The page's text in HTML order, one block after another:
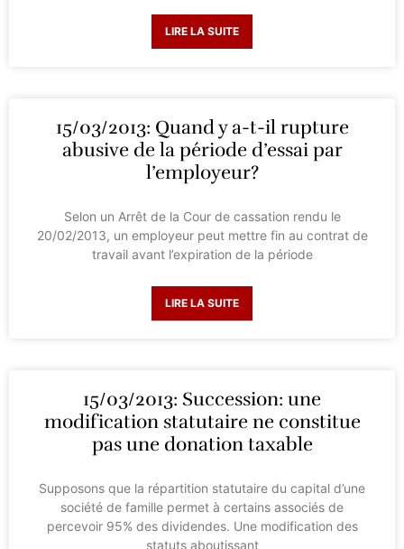
LIRE LA SUITE
15/03/2013: Quand y a-t-il rupture
abusive de la période d’essai par
l’employeur?
Selon un Arrêt de la Cour de cassation rendu le
20/02/2013, un employeur peut mettre fin au contrat de
travail avant l’expiration de la période
LIRE LA SUITE
15/03/2013: Succession: une
modification statutaire ne constitue
pas une donation taxable
Supposons que la répartition statutaire du capital d’une
société de famille permet à certains associés de
percevoir 95% des dividendes. Une modification des
statuts aboutissant